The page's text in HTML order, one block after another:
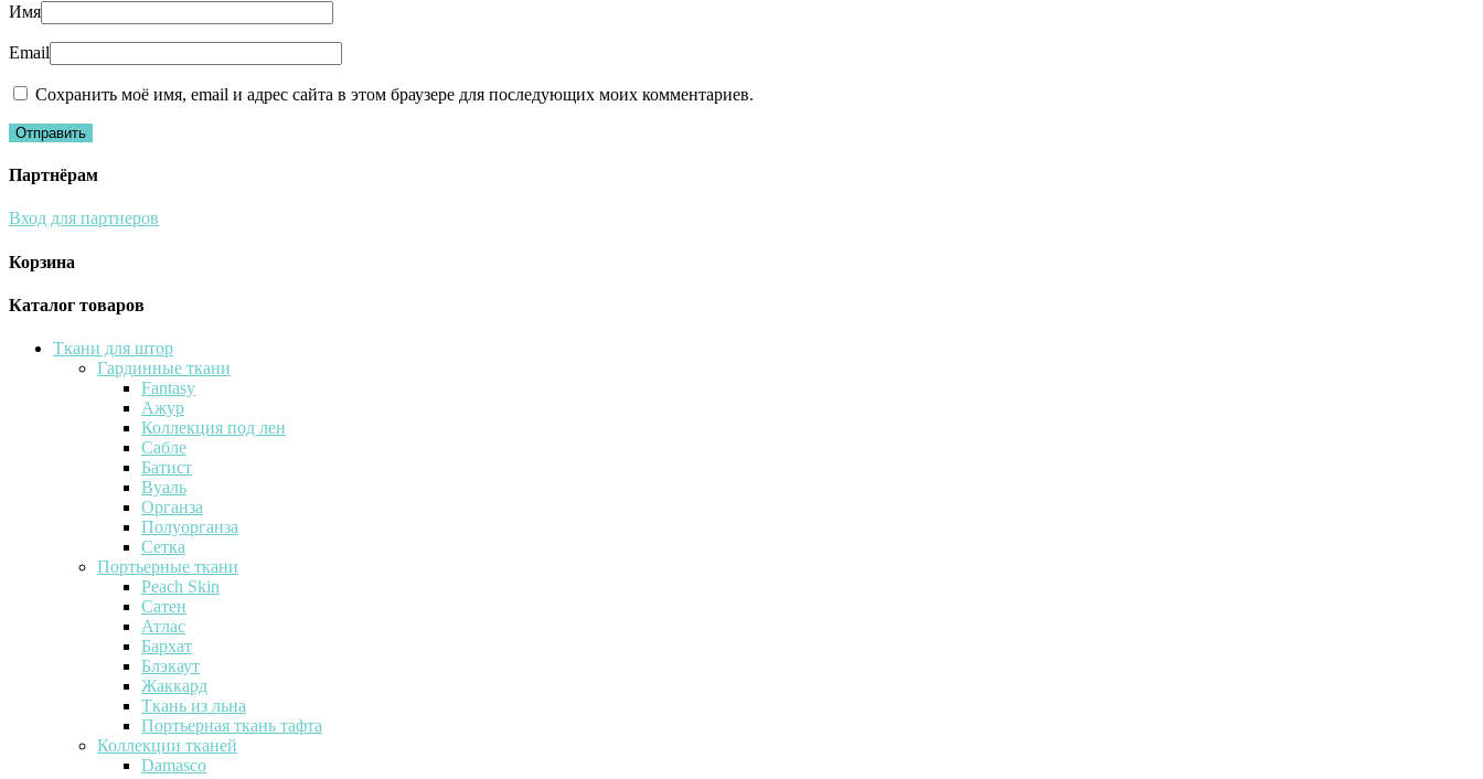
Имя
Email
Сохранить моё имя, email и адрес сайта в этом браузере для последующих моих комментариев.
Партнёрам
Вход для партнеров
Корзина
Каталог товаров
Ткани для штор
Гардинные ткани
Fantasy
Ажур
Коллекция под лен
Сабле
Батист
Вуаль
Органза
Полуорганза
Сетка
Портьерные ткани
Peach Skin
Сатен
Атлас
Бархат
Блэкаут
Жаккард
Ткань из льна
Портьерная ткань тафта
Коллекции тканей
Damasco